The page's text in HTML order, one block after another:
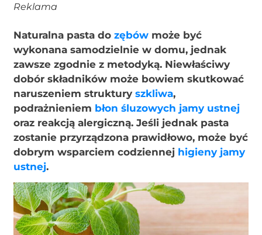
Reklama
Naturalna pasta dozębów może być
wykonana samodzielnie w domu, jednak
zawsze zgodnie z metodyką. Niewłaściwy
dobór składników może bowiem skutkować
naruszeniem strukturyszkliwa,
podrażnieniem błon śluzowych jamy ustnej
oraz reakcją alergiczną. Jeśli jednak pasta
zostanie przyrządzona prawidłowo, może być
dobrym wsparciem codziennej higieny jamy
ustnej.